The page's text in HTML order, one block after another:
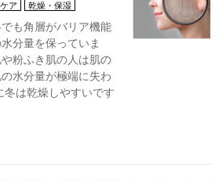
ア 乾燥・保湿
も角層がバリア機能
分量を保っていま
粉ふき肌の人は肌の
水分量が極端に失わ
冬は乾燥しやすいです